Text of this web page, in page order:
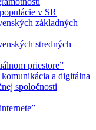
v SR
základných
stredných
priestore”
a digitálna
spoločnosti